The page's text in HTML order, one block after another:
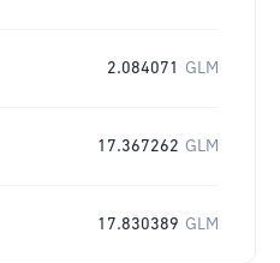
2.084071 GLM
17.367262 GLM
17.830389 GLM